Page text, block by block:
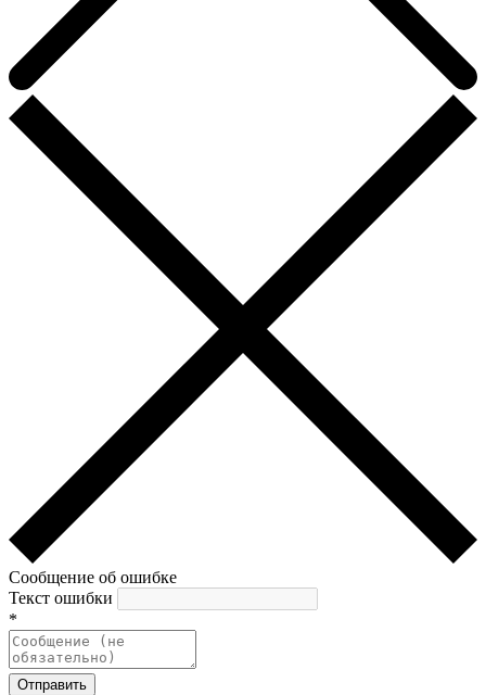
Сообщение об ошибке
Текст ошибки
*
Отправить